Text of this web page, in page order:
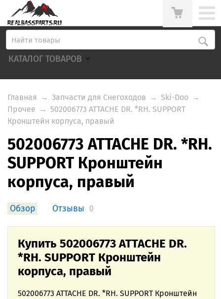
КАТАЛОГ ТОВАРОВ
Главная → Запчасти для Снегоходов → Ski-Doo →
Прочее → 502006773 ATTACHE DR. *RH. SUPPORT
Кронштейн корпуса, правый
502006773 ATTACHE DR. *RH.
SUPPORT Кронштейн
корпуса, правый
Обзор Отзывы 0
Купить 502006773 ATTACHE DR.
*RH. SUPPORT Кронштейн
корпуса, правый
502006773 ATTACHE DR. *RH. SUPPORT Кронштейн